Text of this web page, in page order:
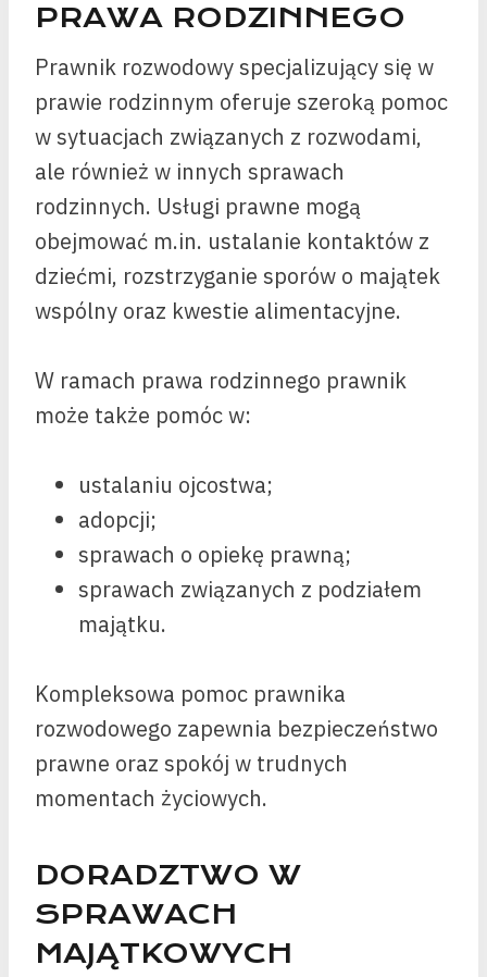
PRAWA RODZINNEGO
Prawnik rozwodowy specjalizujący się w
prawie rodzinnym oferuje szeroką pomoc
w sytuacjach związanych z rozwodami,
ale również w innych sprawach
rodzinnych. Usługi prawne mogą
obejmować m.in. ustalanie kontaktów z
dziećmi, rozstrzyganie sporów o majątek
wspólny oraz kwestie alimentacyjne.
W ramach prawa rodzinnego prawnik
może także pomóc w:
ustalaniu ojcostwa;
adopcji;
sprawach o opiekę prawną;
sprawach związanych z podziałem
majątku.
Kompleksowa pomoc prawnika
rozwodowego zapewnia bezpieczeństwo
prawne oraz spokój w trudnych
momentach życiowych.
DORADZTWO W
SPRAWACH
MAJĄTKOWYCH